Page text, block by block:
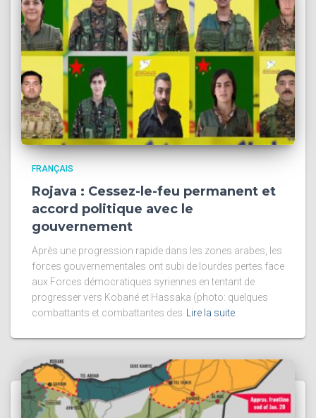
FRANÇAIS
Rojava : Cessez-le-feu permanent et
accord politique avec le
gouvernement
Après une progression rapide dans les zones arabes, les
forces gouvernementales ont subi de lourdes pertes face
aux Forces démocratiques syriennes en tentant de
progresser vers Kobané et Hassaka (photo: quelques
combattants et combattantes des
Lire la suite